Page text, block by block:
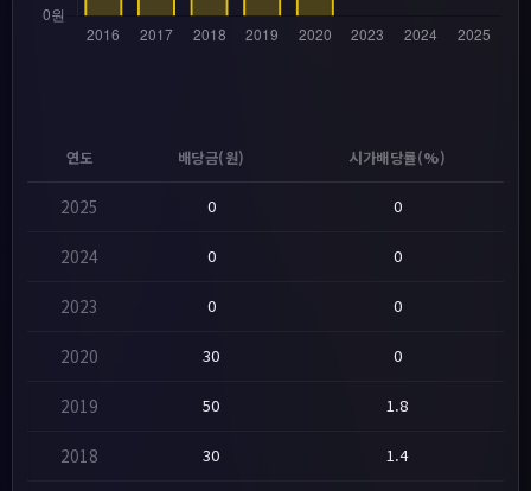
연도 배당금(원) 시가배당률(%)
2025 0 0
2024 0 0
2023 0 0
2020 30 0
2019 50 1.8
2018 30 1.4